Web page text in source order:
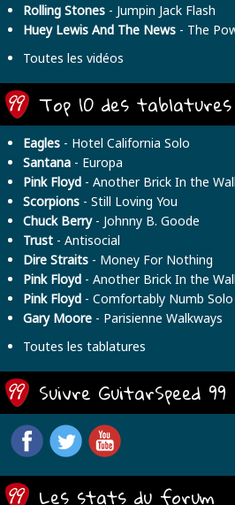
Rolling Stones - Jumpin Jack Flash
Huey Lewis And The News - The
Toutes les vidéos
Top 10 des tablatures
Eagles - Hotel California Solo
Santana - Europa
Pink Floyd - Another Brick In the
Scorpions - Still Loving You
Chuck Berry- Johnny B. Goode
Trust - Antisocial
Dire Straits - Money For Nothing
Pink Floyd - Another Brick In the Wall
Pink Floyd - Comfortably Numb Solo
Gary Moore - Parisienne Walkways
Toutes les tablatures
Suivre GuitarSpeed 99
Les stats du forum